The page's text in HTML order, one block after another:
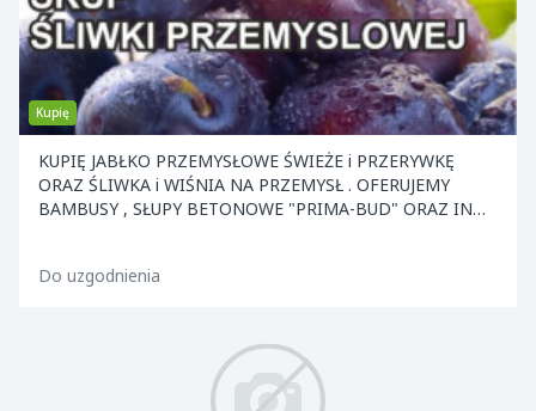
Kupię
KUPIĘ JABŁKO PRZEMYSŁOWE ŚWIEŻE i PRZERYWKĘ
ORAZ ŚLIWKA i WIŚNIA NA PRZEMYSŁ . OFERUJEMY
BAMBUSY , SŁUPY BETONOWE "PRIMA-BUD" ORAZ INNE
Do uzgodnienia